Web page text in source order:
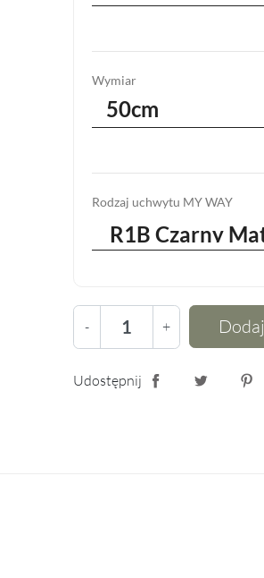
Wymiar
50cm
Rodzaj uchwytu MY WAY
- +
Udostępnij